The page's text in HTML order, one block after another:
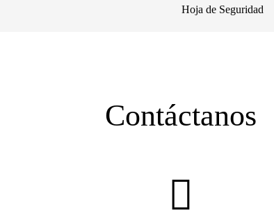
Hoja de Seguridad
Contáctanos